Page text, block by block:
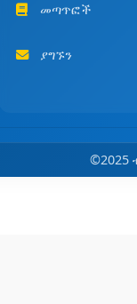
መጣጥፎች
ያግኙን